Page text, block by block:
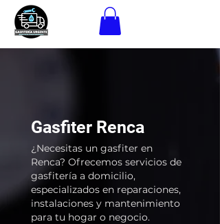
Gasfiter Renca
¿Necesitas un gasfiter en
Renca? Ofrecemos servicios de
gasfitería a domicilio,
especializados en reparaciones,
instalaciones y mantenimiento
para tu hogar o negocio.